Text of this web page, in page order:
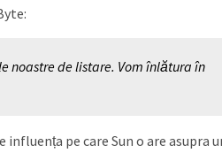
noastre de listare. Vom înlătura în
pe care Sun o are asupra